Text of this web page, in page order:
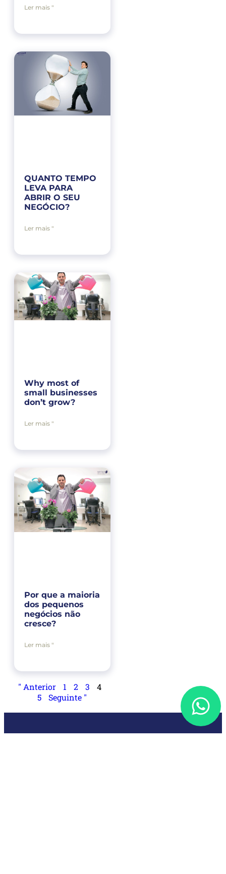
Ler mais "
QUANTO TEMPO
LEVA PARA
ABRIR O SEU
NEGÓCIO?
Ler mais "
Why most of
small businesses
don’t grow?
Ler mais "
Por que a maioria
dos pequenos
negócios não
cresce?
Ler mais "
" Anterior 1 2 3
4
5
Seguinte "